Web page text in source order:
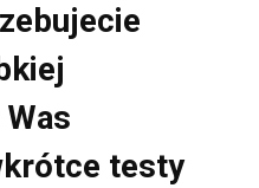
testy